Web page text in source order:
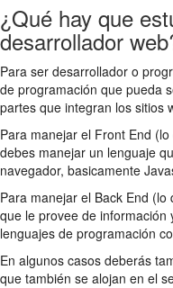
¿Qué hay que
desarrollador
Para ser desarrollador o
de programación que pueda
partes que integran los sitios
Para manejar el Front End
debes manejar un lenguaje
navegador, basicamente
Para manejar el Back End
que le provee de
lenguajes de programación
En algunos casos deberás
que también se alojan en el